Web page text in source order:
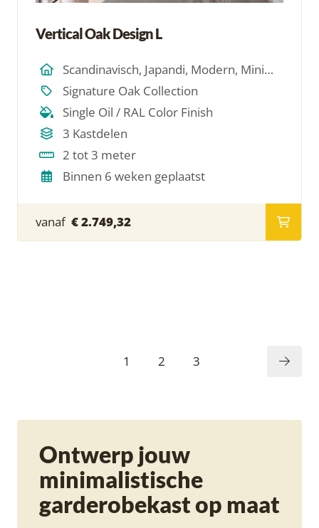
Vertical Oak Design L
Scandinavisch, Japandi, Modern, Minimalistich
Signature Oak Collection
Single Oil / RAL Color Finish
3 Kastdelen
2 tot 3 meter
Binnen 6 weken geplaatst
vanaf € 2.749,32
1 2 3
Ontwerp jouw
minimalistische
garderobekast op maat